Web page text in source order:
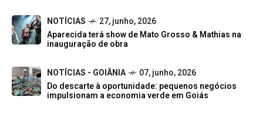
NOTÍCIAS
27, junho, 2026
Aparecida terá show de Mato Grosso & Mathias na
inauguração de obra
NOTÍCIAS - GOIÂNIA
07, junho, 2026
Do descarte à oportunidade: pequenos negócios
impulsionam a economia verde em Goiás